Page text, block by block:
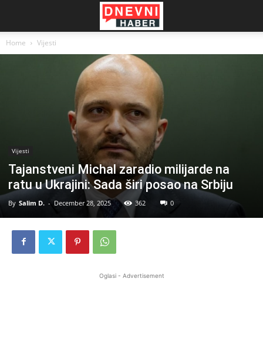
Home Vijesti
Vijesti
Tajanstveni Michal zaradio milijarde na
ratu u Ukrajini: Sada širi posao na Srbiju
By Salim D. - December 28, 2025 362 0
Oglasi - Advertisement